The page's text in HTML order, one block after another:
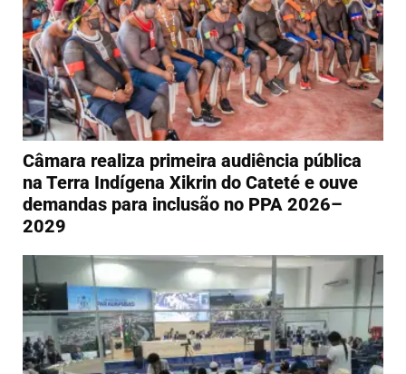
Câmara realiza primeira audiência pública
na Terra Indígena Xikrin do Cateté e ouve
demandas para inclusão no PPA 2026–
2029